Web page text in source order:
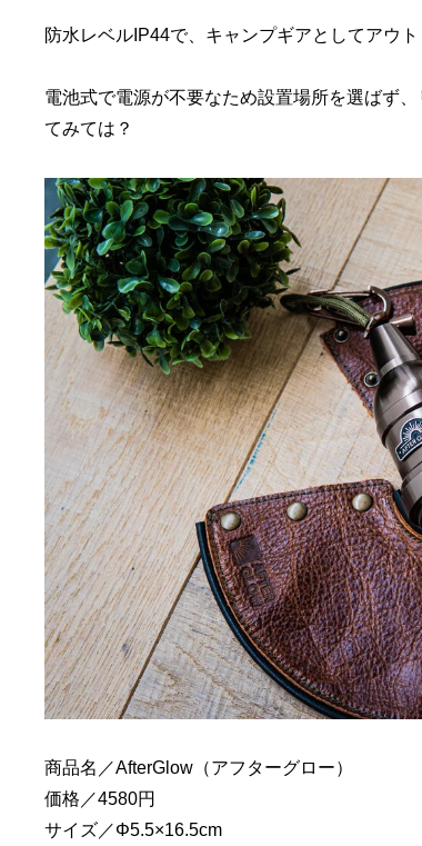
防水レベルIP44で、キャンプギアとしてアウ
電池式で電源が不要なため設置場所を選ばず
てみては？
商品名／AfterGlow（アフターグロー）
価格／4580円
サイズ／Φ5.5×16.5cm